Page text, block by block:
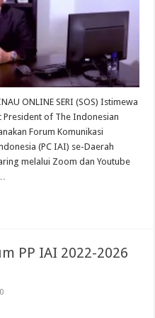
ONLINE SERI (SOS) Istimewa
President of The Indonesian
Forum Komunikasi
(PC IAI) se-Daerah
melalui Zoom dan Youtube
PP IAI 2022-2026
0